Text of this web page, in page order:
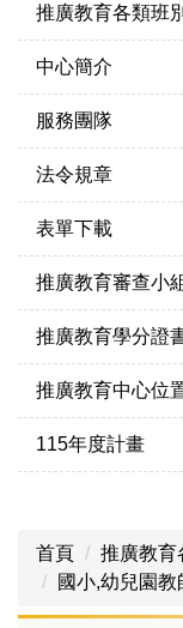
推廣教育各類班別
中心簡介
服務團隊
法令規章
表單下載
推廣教育審查小
推廣教育學分證
推廣教育中心位
115年度計畫
首頁
推廣教育
國小,幼兒園